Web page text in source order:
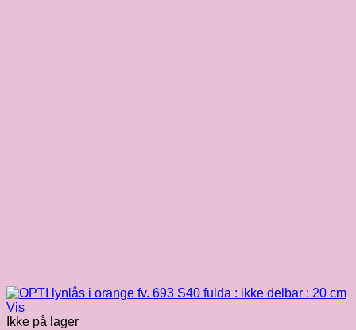
Vis
Ikke på lager